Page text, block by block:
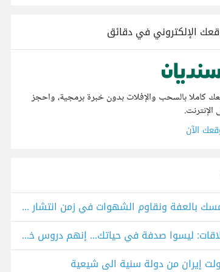
الإلكتروني في دقائق
كاملا بالسحب والإفلات بدون خبرة برمجية، واحجز
الآن
كيف نتمسك بالعفة ونقاوم الشهوات في زمن انتشار الإباحية؟ رؤية إسلامية
فتن العلاقات: ليسوا صدفة في حياتك... إنهم دروس خفية في ثوب الألم
إيران من دولة سنية الى شيعية